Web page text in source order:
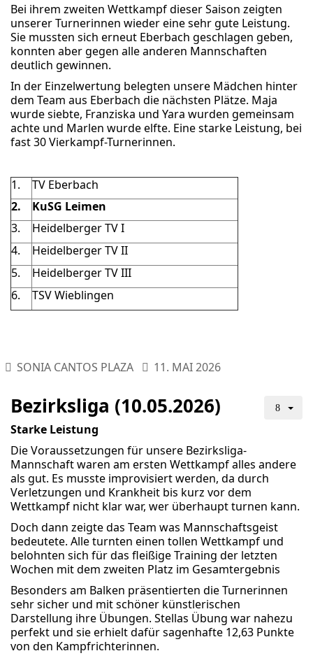
Bei ihrem zweiten Wettkampf dieser Saison zeigten
unserer Turnerinnen wieder eine sehr gute Leistung.
Sie mussten sich erneut Eberbach geschlagen geben,
konnten aber gegen alle anderen Mannschaften
deutlich gewinnen.
In der Einzelwertung belegten unsere Mädchen hinter
dem Team aus Eberbach die nächsten Plätze. Maja
wurde siebte, Franziska und Yara wurden gemeinsam
achte und Marlen wurde elfte. Eine starke Leistung, bei
fast 30 Vierkampf-Turnerinnen.
1.
TV Eberbach
2.
KuSG Leimen
3.
Heidelberger TV I
4.
Heidelberger TV II
5.
Heidelberger TV III
6.
TSV Wieblingen
SONIA CANTOS PLAZA 11. MAI 2026
Bezirksliga (10.05.2026)
Starke Leistung
Die Voraussetzungen für unsere Bezirksliga-
Mannschaft waren am ersten Wettkampf alles andere
als gut. Es musste improvisiert werden, da durch
Verletzungen und Krankheit bis kurz vor dem
Wettkampf nicht klar war, wer überhaupt turnen kann.
Doch dann zeigte das Team was Mannschaftsgeist
bedeutete. Alle turnten einen tollen Wettkampf und
belohnten sich für das fleißige Training der letzten
Wochen mit dem zweiten Platz im Gesamtergebnis
Besonders am Balken präsentierten die Turnerinnen
sehr sicher und mit schöner künstlerischen
Darstellung ihre Übungen. Stellas Übung war nahezu
perfekt und sie erhielt dafür sagenhafte 12,63 Punkte
von den Kampfrichterinnen.